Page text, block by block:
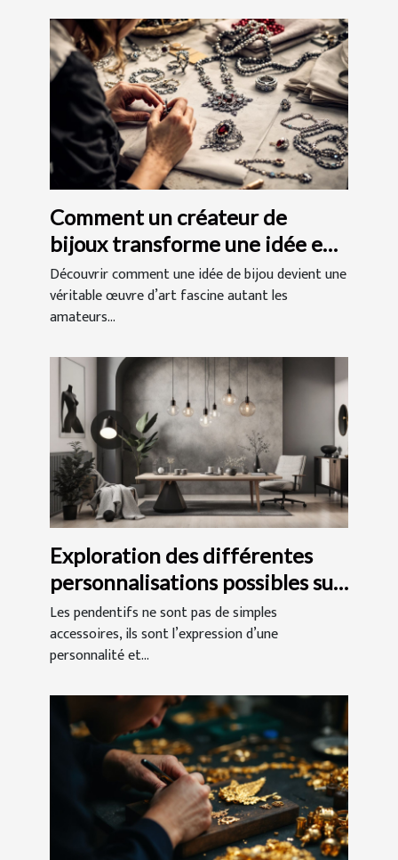
Comment un créateur de
bijoux transforme une idée en
chef-d'œuvre ?
Découvrir comment une idée de bijou devient une
véritable œuvre d’art fascine autant les
amateurs...
Exploration des différentes
personnalisations possibles sur
les pendentifs
Les pendentifs ne sont pas de simples
accessoires, ils sont l’expression d’une
personnalité et...